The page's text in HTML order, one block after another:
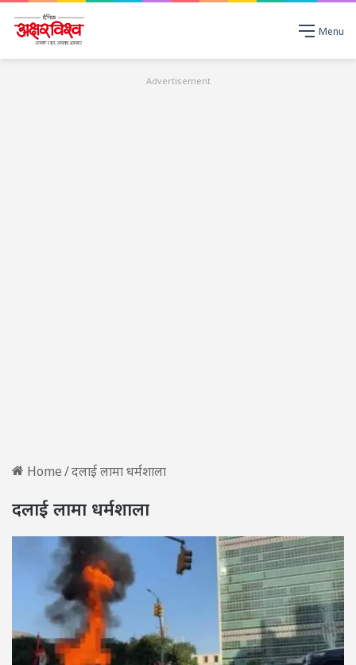
Menu
Advertisement
Home/दलाई लामा धर्मशाला
दलाई लामा धर्मशाला